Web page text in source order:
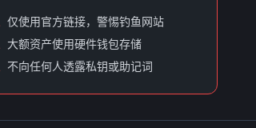
仅使用官方链接，警惕钓鱼网站
大额资产使用硬件钱包存储
不向任何人透露私钥或助记词